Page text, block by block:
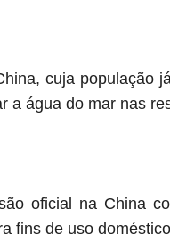
cuja população
a água do mar nas
oficial na China
fins de uso